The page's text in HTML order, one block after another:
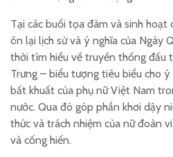
Tại các buổi tọa đàm và sinh
ôn lại lịch sử và ý nghĩa của Ngày
thời tìm hiểu về truyền thống đấu
Trưng – biểu tượng tiêu biểu cho
bất khuất của phụ nữ Việt Nam
nước. Qua đó góp phần khơi dậy
thức và trách nhiệm của nữ đoàn
và cống hiến.